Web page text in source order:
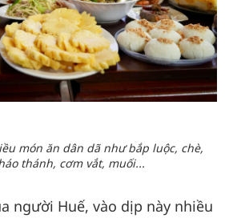
món ăn dân dã như bắp luộc, chè,
thánh, cơm vắt, muối...
người Huế, vào dịp này nhiều